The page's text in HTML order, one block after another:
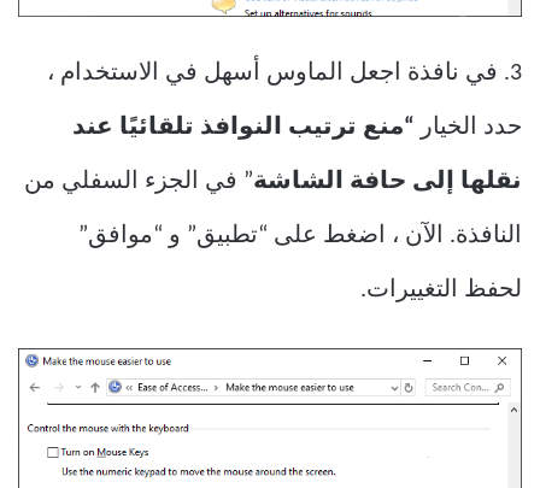
3. في نافذة اجعل الماوس أسهل في الاستخدام ،
حدد الخيار “منع ترتيب النوافذ تلقائيًا عند
نقلها إلى حافة الشاشة” في الجزء السفلي من
النافذة. الآن ، اضغط على “تطبيق” و “موافق”
لحفظ التغييرات.